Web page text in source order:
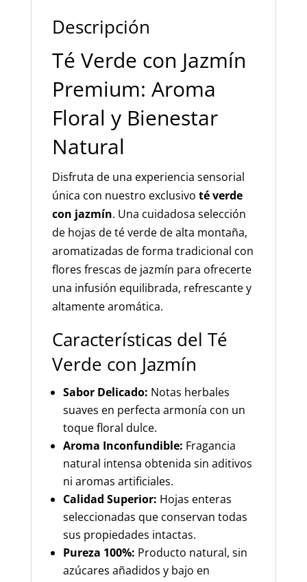
Descripción
Té Verde con Jazmín
Premium: Aroma
Floral y Bienestar
Natural
Disfruta de una experiencia sensorial
única con nuestro exclusivo té verde
con jazmín. Una cuidadosa selección
de hojas de té verde de alta montaña,
aromatizadas de forma tradicional con
flores frescas de jazmín para ofrecerte
una infusión equilibrada, refrescante y
altamente aromática.
Características del Té
Verde con Jazmín
Sabor Delicado: Notas herbales
suaves en perfecta armonía con un
toque floral dulce.
Aroma Inconfundible: Fragancia
natural intensa obtenida sin aditivos
ni aromas artificiales.
Calidad Superior: Hojas enteras
seleccionadas que conservan todas
sus propiedades intactas.
Pureza 100%: Producto natural, sin
azúcares añadidos y bajo en